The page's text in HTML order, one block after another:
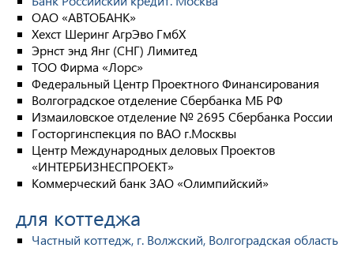
ОАО «АВТОБАНК»
Хехст Шеринг АгрЭво ГмбХ
Эрнст энд Янг (СНГ) Лимитед
ТОО Фирма «Лорс»
Федеральный Центр Проектного Финансирования
Волгоградское отделение Сбербанка МБ РФ
Измаиловское отделение № 2695 Сбербанка России
Госторгинспекция по ВАО г.Москвы
Центр Международных деловых Проектов
«ИНТЕРБИЗНЕСПРОЕКТ»
Коммерческий банк ЗАО «Олимпийский»
для коттеджа
Частный коттедж, г. Волжский, Волгоградская область